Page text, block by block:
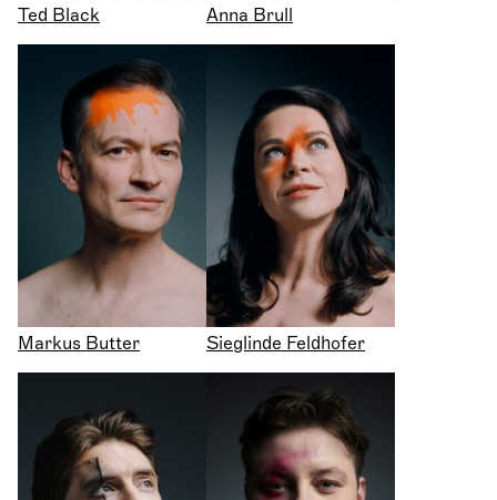
Ted Black Anna Brull
Markus Butter Sieglinde Feldhofer